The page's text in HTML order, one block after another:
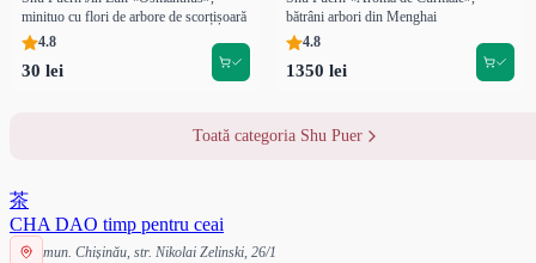
minituo cu flori de arbore de scorțișoară
4.8
30 lei
bătrâni arbori din Menghai
4.8
1350 lei
Toată categoria Shu Puer
茶
CHA DAO timp pentru ceai
mun. Chișinău, str. Nikolai Zelinski, 26/1